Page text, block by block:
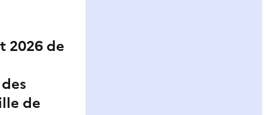
2026 de
de